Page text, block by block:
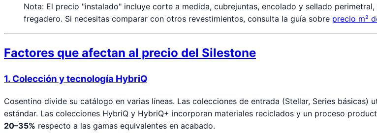
Nota: El precio "instalado" incluye corte a medida, cubrejuntas, encolado y sellado perimetral,
fregadero. Si necesitas comparar con otros revestimientos, consulta la guía sobre precio m²
Factores que afectan al precio del Silestone
1. Colección y tecnología HybriQ
Cosentino divide su catálogo en varias líneas. Las colecciones de entrada (Stellar, Series
estándar. Las colecciones HybriQ y HybriQ+ incorporan materiales reciclados y un proceso
20–35% respecto a las gamas equivalentes en acabado.